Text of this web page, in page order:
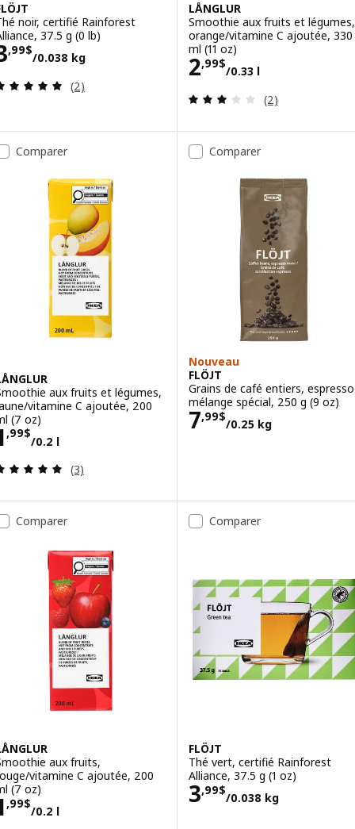
noir, certifié Rainforest
37.5 g (0 lb)
,99$
/0.038 kg
3,99$/0.038 kg
Examen: 5 sur des 5 Étoiles. Total des
(2)
LÅNGLUR
Smoothie aux fruits et légumes,
orange/vitamine C ajoutée, 330
ml (11 oz)
2,99$
/0.33 l
Prix 2,99$/0.33
Examen: 3 sur
(2)
Comparer
aux fruits et légumes,
vitamine C ajoutée, 200
(7 oz)
,99$
/0.2 l
1,99$/0.2 l
Examen: 5 sur des 5 Étoiles. Total des
(3)
Comparer
Nouveau
FLÖJT
Grains de café entiers, espresso
mélange spécial, 250 g (9 oz)
7,99$
/0.25 kg
Prix 7,99$/0.25
Comparer
aux fruits,
vitamine C ajoutée, 200
(7 oz)
,99$
/0.2 l
1,99$/0.2 l
Comparer
FLÖJT
Thé vert, certifié Rainforest
Alliance, 37.5 g (1 oz)
3,99$
/0.038 kg
Prix 3,99$/